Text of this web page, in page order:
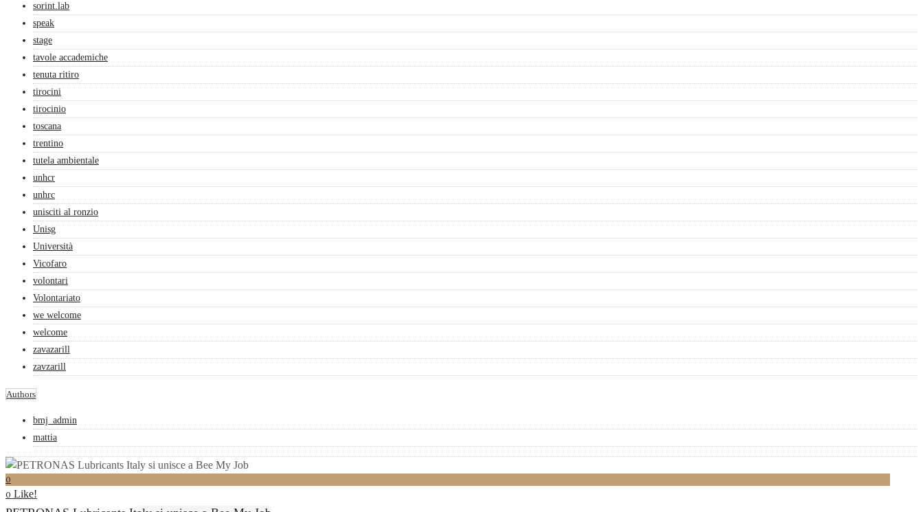
sorint.lab
speak
stage
tavole accademiche
tenuta ritiro
tirocini
tirocinio
toscana
trentino
tutela ambientale
unhcr
unhrc
unisciti al ronzio
Unisg
Università
Vicofaro
volontari
Volontariato
we welcome
welcome
zavazarill
zavzarill
Authors
bmj_admin
mattia
0
0 Like!